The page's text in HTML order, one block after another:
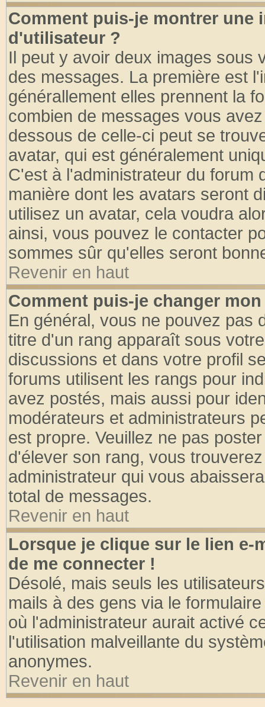
Comment puis-je montrer une
d'utilisateur ?
Il peut y avoir deux images sous
des messages. La première est
générallement elles prennent la
combien de messages vous
dessous de celle-ci peut se
avatar, qui est généralement
C'est à l'administrateur du forum
manière dont les avatars seront
utilisez un avatar, cela voudra
ainsi, vous pouvez le contacter
sommes sûr qu'elles seront
Revenir en haut
Comment puis-je changer
En général, vous ne pouvez pas
titre d'un rang apparaît sous
discussions et dans votre profil
forums utilisent les rangs pour
avez postés, mais aussi pour
modérateurs et administrateurs
est propre. Veuillez ne pas
d'élever son rang, vous
administrateur qui vous
total de messages.
Revenir en haut
Lorsque je clique sur le lien e-
de me connecter !
Désolé, mais seuls les
mails à des gens via le
où l'administrateur aurait activé
l'utilisation malveillante du
anonymes.
Revenir en haut